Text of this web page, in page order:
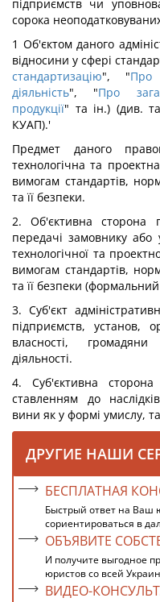
підприємств чи
сорока
1 Об'єктом даного
відносини у сфері
стандартизацію", "Про
діяльність", "Про
продукції" та ін.) (див.
КУАП).'
Предмет даного
технологічна та
вимогам стандартів,
та її безпеки.
2. Об'єктивна сторона
передачі замовнику або
технологічної та
вимогам стандартів,
та її безпеки
3. Суб'єкт
підприємств, установ,
власності,
діяльності.
4. Суб'єктивна сторона
ставленням до
вини як у формі умислу,
ДРУГИЕ НАШИ
БЕСПЛАТНАЯ
Быстрый ответ на Ваш
сориентироваться в
ОБЪЯВИТЕ
И получите выгодное
юристов со всей
ВИДЕО-